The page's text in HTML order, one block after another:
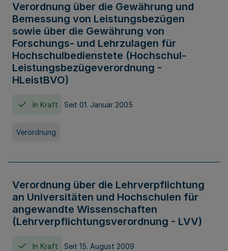
Verordnung über die Gewährung und
Bemessung von Leistungsbezügen
sowie über die Gewährung von
Forschungs- und Lehrzulagen für
Hochschulbedienstete (Hochschul-
Leistungsbezügeverordnung -
HLeistBVO)
In Kraft Seit 01. Januar 2005
Verordnung
Verordnung über die Lehrverpflichtung
an Universitäten und Hochschulen für
angewandte Wissenschaften
(Lehrverpflichtungsverordnung - LVV)
In Kraft Seit 15. August 2009